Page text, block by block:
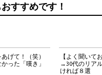
すすめです！
げて！（笑）
った「嘆き」
【よく聞いて
→30代のリア
ければ８選